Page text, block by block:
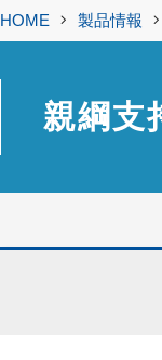
HOME 製品情報
親綱支